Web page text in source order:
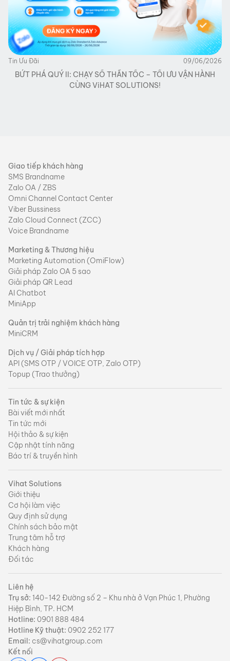
Tin Ưu Đãi 09/06/2026
BỨT PHÁ QUÝ II: CHẠY SỐ THẦN TỐC – TỐI ƯU VẬN HÀNH
CÙNG ViHAT SOLUTIONS!
Giao tiếp khách hàng
SMS Brandname
Zalo OA / ZBS
Omni Channel Contact Center
Viber Bussiness
Zalo Cloud Connect (ZCC)
Voice Brandname
Marketing & Thương hiệu
Marketing Automation (OmiFlow)
Giải pháp Zalo OA 5 sao
Giải pháp QR Lead
AI Chatbot
MiniApp
Quản trị trải nghiệm khách hàng
MiniCRM
Dịch vụ / Giải pháp tích hợp
API (SMS OTP / VOICE OTP, Zalo OTP)
Topup (Trao thưởng)
Tin tức & sự kiện
Bài viết mới nhất
Tin tức mới
Hội thảo & sự kiện
Cập nhật tính năng
Báo trí & truyền hình
Vihat Solutions
Giới thiệu
Cơ hội làm việc
Quy định sử dụng
Chính sách bảo mật
Trung tâm hỗ trợ
Khách hàng
Đối tác
Liên hệ
Trụ sở: 140-142 Đường số 2 – Khu nhà ở Vạn Phúc 1, Phường
Hiệp Bình, TP. HCM
Hotline: 0901 888 484
Hotline Kỹ thuật: 0902 252 177
Email: cs@vihatgroup.com
Kết nối